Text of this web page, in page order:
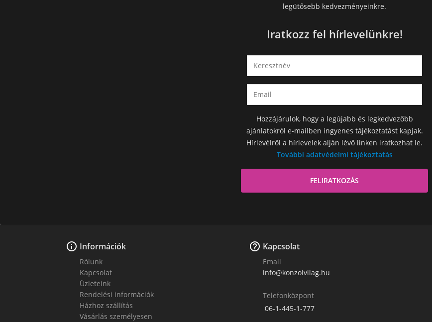
legütősebb kedvezményeinkre.
Iratkozz fel hírlevelünkre!
Hozzájárulok, hogy a legújabb és legkedvezőbb
ajánlatokról e-mailben ingyenes tájékoztatást kapjak.
Hírlevélről a hírlevelek alján lévő linken iratkozhat le.
További adatvédelmi tájékoztatás
 Információk
Rólunk
Kapcsolat
Üzleteink
Rendelési információk
Házhoz szállítás
Vásárlás személyesen
 Kapcsolat
Email
info@konzolvilag.hu
Telefonközpont
06-1-445-1-777